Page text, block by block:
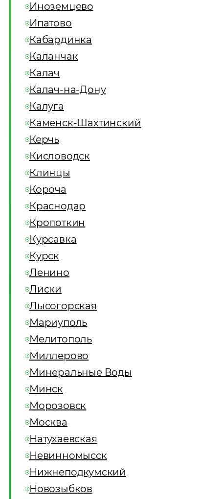
Иноземцево
Ипатово
Кабардинка
Каланчак
Калач
Калач-на-Дону
Калуга
Каменск-Шахтинский
Керчь
Кисловодск
Клинцы
Короча
Краснодар
Кропоткин
Курсавка
Курск
Ленино
Лиски
Лысогорская
Мариуполь
Мелитополь
Миллерово
Минеральные Воды
Минск
Морозовск
Москва
Натухаевская
Невинномысск
Нижнеподкумский
Новозыбков